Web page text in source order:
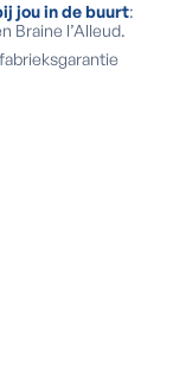
jou in de buurt:
Braine l’Alleud.